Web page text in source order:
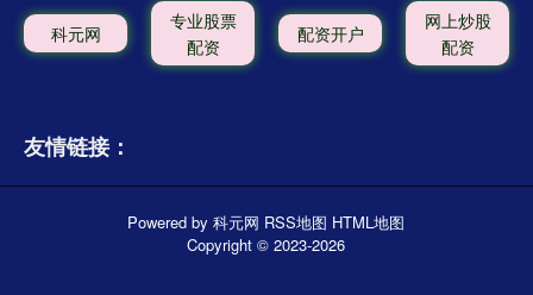
科元网
专业股票
配资
配资开户
网上炒股
配资
友情链接：
Powered by科元网 RSS地图 HTML地图
Copyright© 2023-2026